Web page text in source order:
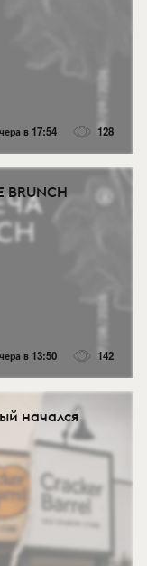
в 17:54 128
BRUNCH
в 13:50 142
начался